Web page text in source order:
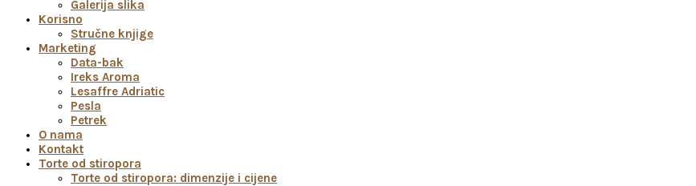
Galerija slika
Korisno
Stručne knjige
Marketing
Data-bak
Ireks Aroma
Lesaffre Adriatic
Pesla
Petrek
O nama
Kontakt
Torte od stiropora
Torte od stiropora: dimenzije i cijene